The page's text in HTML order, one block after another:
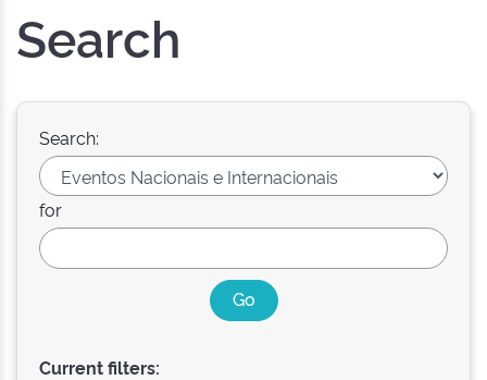
Search
Search:
for
Current filters: